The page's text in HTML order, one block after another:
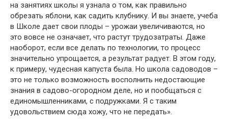
на занятиях школы я узнала о том, как правильно
обрезать яблони, как садить клубнику. И вы знаете, учеба
в Школе дает свои плоды – урожаи увеличиваются, но
это вовсе не означает, что растут трудозатраты. Даже
наоборот, если все делать по технологии, то процесс
значительно упрощается, а результат радует. В этом году,
к примеру, чудесная капуста была. Но школа садоводов –
это не только возможность восполнить недостающие
знания в садово-огородном деле, но и пообщаться с
единомышленниками, с подружками. Я с таким
удовольствием сюда хожу, что не передать».